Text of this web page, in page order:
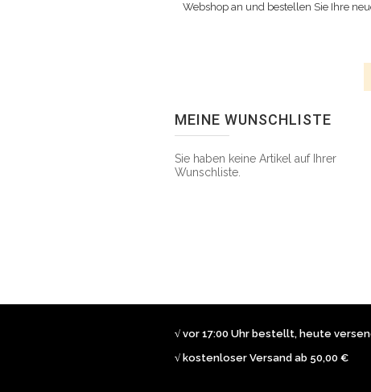
Webshop an und bestellen Sie Ihre
MEINE WUNSCHLISTE
Sie haben keine Artikel auf Ihrer
Wunschliste.
√ vor 17:00 Uhr bestellt, heute
√ kostenloser Versand ab 50,00 €